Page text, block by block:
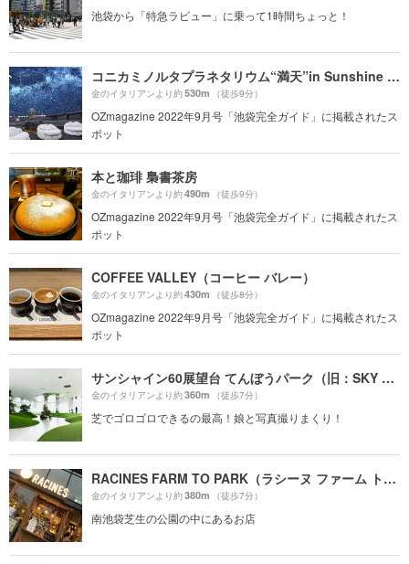
池袋から「特急ラビュー」に乗って1時間ちょっと！
コニカミノルタプラネタリウム“満天”in Sunshine City
金のイタリアンより約530m （徒歩9分）
OZmagazine 2022年9月号「池袋完全ガイド」に掲載されたス
ポット
本と珈琲 梟書茶房
金のイタリアンより約490m （徒歩9分）
OZmagazine 2022年9月号「池袋完全ガイド」に掲載されたス
ポット
COFFEE VALLEY（コーヒー バレー）
金のイタリアンより約430m （徒歩8分）
OZmagazine 2022年9月号「池袋完全ガイド」に掲載されたス
ポット
サンシャイン60展望台 てんぼうパーク（旧：SKY CIRCUS サンシャイン60展望台）
金のイタリアンより約360m （徒歩7分）
芝でゴロゴロできるの最高！娘と写真撮りまくり！
RACINES FARM TO PARK（ラシーヌ ファーム トゥー パーク）
金のイタリアンより約380m （徒歩7分）
南池袋芝生の公園の中にあるお店